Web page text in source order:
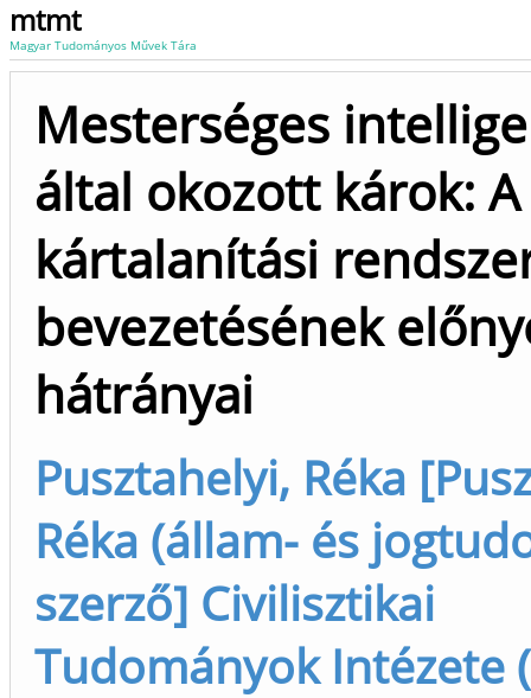
mtmt
Magyar Tudományos Művek Tára
Mesterséges
által okozott károk:
kártalanítási
bevezetésének
hátrányai
Pusztahelyi, Réka
Réka (állam- és
szerző] Civilisztikai
Tudományok Intézete